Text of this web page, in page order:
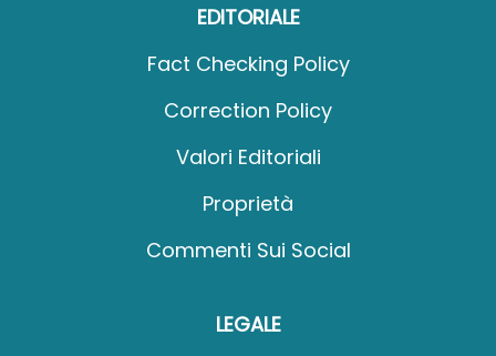
EDITORIALE
Fact Checking Policy
Correction Policy
Valori Editoriali
Proprietà
Commenti Sui Social
LEGALE